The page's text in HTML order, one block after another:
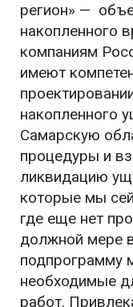
регион» —
накопленного
компаниям
имеют
накопленного
Самарскую
процедуры и
ликвидацию
которые мы
где еще нет
должной мере
подпрограмму
необходимые
работ.